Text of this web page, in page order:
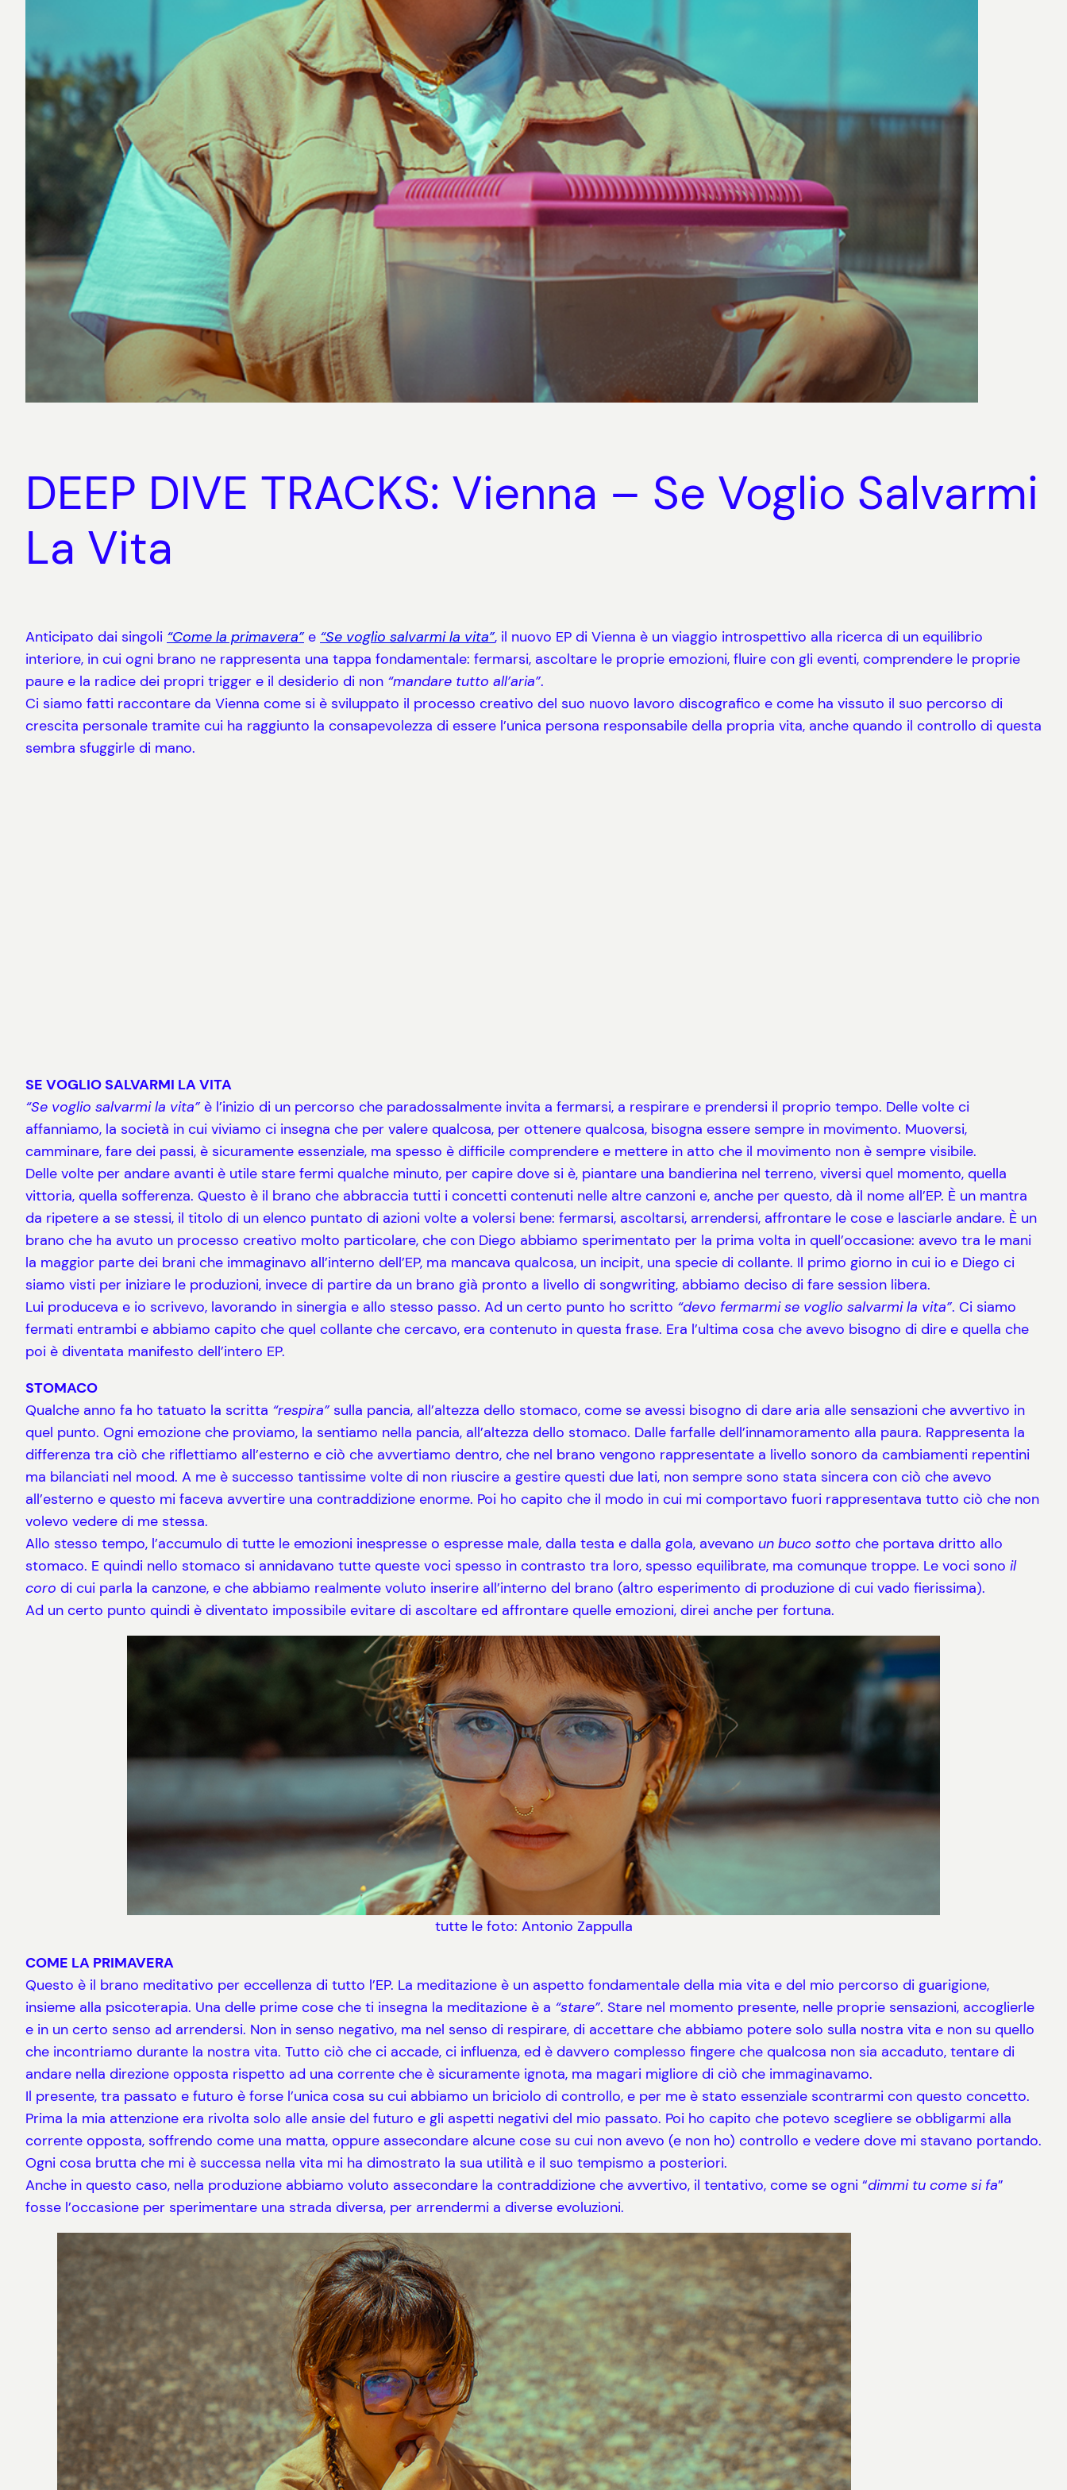
DEEP DIVE TRACKS: Vienna – Se Voglio Salvarmi
La Vita
Anticipato dai singoli “Come la primavera”e “Se voglio salvarmi la vita”, il nuovo EP di Vienna è un viaggio introspettivo alla ricerca di un equilibrio
interiore, in cui ogni brano ne rappresenta una tappa fondamentale: fermarsi, ascoltare le proprie emozioni, fluire con gli eventi, comprendere le proprie
paure e la radice dei propri trigger e il desiderio di non “mandare tutto all’aria”.
Ci siamo fatti raccontare da Vienna come si è sviluppato il processo creativo del suo nuovo lavoro discografico e come ha vissuto il suo percorso di
crescita personale tramite cui ha raggiunto la consapevolezza di essere l’unica persona responsabile della propria vita, anche quando il controllo di questa
sembra sfuggirle di mano.
SE VOGLIO SALVARMI LA VITA
“Se voglio salvarmi la vita”è l’inizio di un percorso che paradossalmente invita a fermarsi, a respirare e prendersi il proprio tempo. Delle volte ci
affanniamo, la società in cui viviamo ci insegna che per valere qualcosa, per ottenere qualcosa, bisogna essere sempre in movimento. Muoversi,
camminare, fare dei passi, è sicuramente essenziale, ma spesso è difficile comprendere e mettere in atto che il movimento non è sempre visibile.
Delle volte per andare avanti è utile stare fermi qualche minuto, per capire dove si è, piantare una bandierina nel terreno, viversi quel momento, quella
vittoria, quella sofferenza. Questo è il brano che abbraccia tutti i concetti contenuti nelle altre canzoni e, anche per questo, dà il nome all’EP. È un mantra
da ripetere a se stessi, il titolo di un elenco puntato di azioni volte a volersi bene: fermarsi, ascoltarsi, arrendersi, affrontare le cose e lasciarle andare. È un
brano che ha avuto un processo creativo molto particolare, che con Diego abbiamo sperimentato per la prima volta in quell’occasione: avevo tra le mani
la maggior parte dei brani che immaginavo all’interno dell’EP, ma mancava qualcosa, un incipit, una specie di collante. Il primo giorno in cui io e Diego ci
siamo visti per iniziare le produzioni, invece di partire da un brano già pronto a livello di songwriting, abbiamo deciso di fare session libera.
Lui produceva e io scrivevo, lavorando in sinergia e allo stesso passo. Ad un certo punto ho scritto “devo fermarmi se voglio salvarmi la vita”. Ci siamo
fermati entrambi e abbiamo capito che quel collante che cercavo, era contenuto in questa frase. Era l’ultima cosa che avevo bisogno di dire e quella che
poi è diventata manifesto dell’intero EP.
STOMACO
Qualche anno fa ho tatuato la scritta “respira”sulla pancia, all’altezza dello stomaco, come se avessi bisogno di dare aria alle sensazioni che avvertivo in
quel punto. Ogni emozione che proviamo, la sentiamo nella pancia, all’altezza dello stomaco. Dalle farfalle dell’innamoramento alla paura. Rappresenta la
differenza tra ciò che riflettiamo all’esterno e ciò che avvertiamo dentro, che nel brano vengono rappresentate a livello sonoro da cambiamenti repentini
ma bilanciati nel mood. A me è successo tantissime volte di non riuscire a gestire questi due lati, non sempre sono stata sincera con ciò che avevo
all’esterno e questo mi faceva avvertire una contraddizione enorme. Poi ho capito che il modo in cui mi comportavo fuori rappresentava tutto ciò che non
volevo vedere di me stessa.
Allo stesso tempo, l’accumulo di tutte le emozioni inespresse o espresse male, dalla testa e dalla gola, avevano un buco sotto che portava dritto allo
stomaco. E quindi nello stomaco si annidavano tutte queste voci spesso in contrasto tra loro, spesso equilibrate, ma comunque troppe. Le voci sono il
coro di cui parla la canzone, e che abbiamo realmente voluto inserire all’interno del brano (altro esperimento di produzione di cui vado fierissima).
Ad un certo punto quindi è diventato impossibile evitare di ascoltare ed affrontare quelle emozioni, direi anche per fortuna.
tutte le foto: Antonio Zappulla
COME LA PRIMAVERA
Questo è il brano meditativo per eccellenza di tutto l’EP. La meditazione è un aspetto fondamentale della mia vita e del mio percorso di guarigione,
insieme alla psicoterapia. Una delle prime cose che ti insegna la meditazione è a “stare”. Stare nel momento presente, nelle proprie sensazioni, accoglierle
e in un certo senso ad arrendersi. Non in senso negativo, ma nel senso di respirare, di accettare che abbiamo potere solo sulla nostra vita e non su quello
che incontriamo durante la nostra vita. Tutto ciò che ci accade, ci influenza, ed è davvero complesso fingere che qualcosa non sia accaduto, tentare di
andare nella direzione opposta rispetto ad una corrente che è sicuramente ignota, ma magari migliore di ciò che immaginavamo.
Il presente, tra passato e futuro è forse l’unica cosa su cui abbiamo un briciolo di controllo, e per me è stato essenziale scontrarmi con questo concetto.
Prima la mia attenzione era rivolta solo alle ansie del futuro e gli aspetti negativi del mio passato. Poi ho capito che potevo scegliere se obbligarmi alla
corrente opposta, soffrendo come una matta, oppure assecondare alcune cose su cui non avevo (e non ho) controllo e vedere dove mi stavano portando.
Ogni cosa brutta che mi è successa nella vita mi ha dimostrato la sua utilità e il suo tempismo a posteriori.
Anche in questo caso, nella produzione abbiamo voluto assecondare la contraddizione che avvertivo, il tentativo, come se ogni “dimmi tu come si fa”
fosse l’occasione per sperimentare una strada diversa, per arrendermi a diverse evoluzioni.